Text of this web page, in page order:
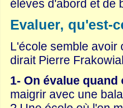
élèves d'abord et de
Evaluer, qu'est-
L'école semble avoir
dirait Pierre
1- On évalue
maigrir avec une